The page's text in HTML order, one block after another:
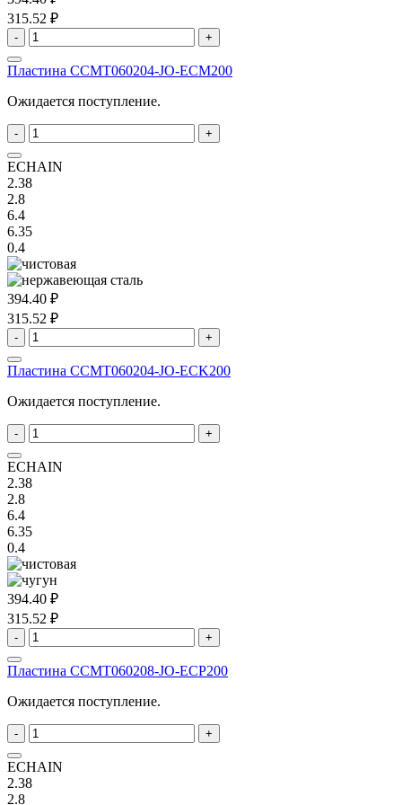
315.52 ₽
- +
Пластина ССMT060204-JO-ECM200
Ожидается поступление.
- +
ECHAIN
2.38
2.8
6.4
6.35
0.4
394.40 ₽
315.52 ₽
- +
Пластина ССMT060204-JO-ECK200
Ожидается поступление.
- +
ECHAIN
2.38
2.8
6.4
6.35
0.4
394.40 ₽
315.52 ₽
- +
Пластина CCMT060208-JO-ECP200
Ожидается поступление.
- +
ECHAIN
2.38
2.8